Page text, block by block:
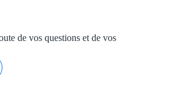
de vos questions et de vos